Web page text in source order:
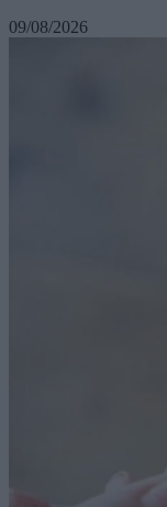
09/08/2026